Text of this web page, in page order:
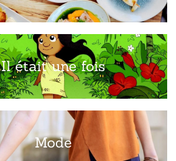
Il était une fois
Mode